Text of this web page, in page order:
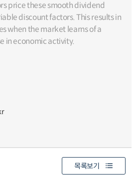
price these smooth dividend
discount factors. This results in
when the market learns of a
in economic activity.
목록보기